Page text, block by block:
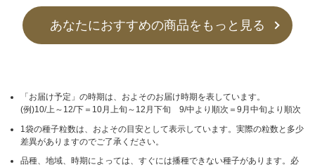
あなたにおすすめの商品をもっと見る
「お届け予定」の時期は、およそのお届け時期を表しています。
(例)10/上～12/下＝10月上旬～12月下旬 9/中より順次＝9月中旬より順次
1袋の種子粒数は、およその目安として表示しています。実際の粒数と多少
差異がありますのでご了承ください。
品種、地域、時期によっては、すぐには播種できない種子があります。必